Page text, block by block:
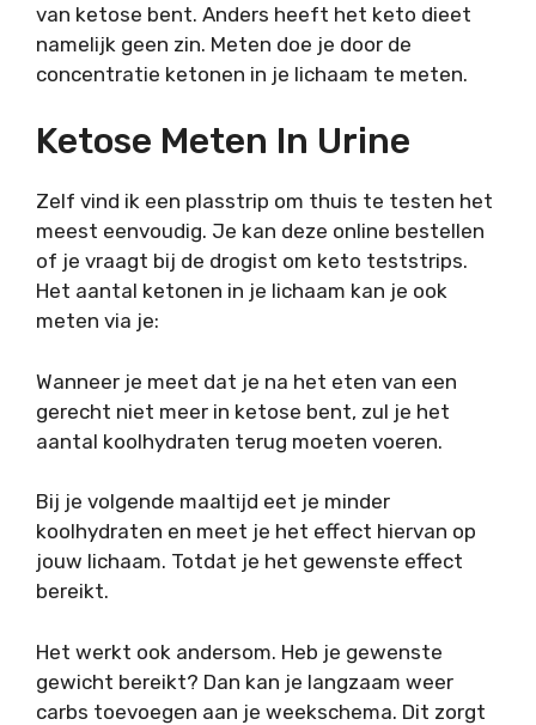
van ketose bent. Anders heeft het keto dieet
namelijk geen zin. Meten doe je door de
concentratie ketonen in je lichaam te meten.
Ketose Meten In Urine
Zelf vind ik een plasstrip om thuis te testen het
meest eenvoudig. Je kan deze online bestellen
of je vraagt bij de drogist om keto teststrips.
Het aantal ketonen in je lichaam kan je ook
meten via je:
Wanneer je meet dat je na het eten van een
gerecht niet meer in ketose bent, zul je het
aantal koolhydraten terug moeten voeren.
Bij je volgende maaltijd eet je minder
koolhydraten en meet je het effect hiervan op
jouw lichaam. Totdat je het gewenste effect
bereikt.
Het werkt ook andersom. Heb je gewenste
gewicht bereikt? Dan kan je langzaam weer
carbs toevoegen aan je weekschema. Dit zorgt